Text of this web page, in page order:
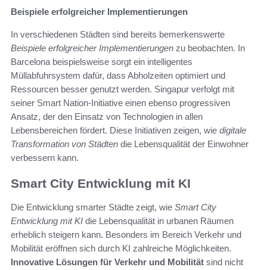
Beispiele erfolgreicher Implementierungen
In verschiedenen Städten sind bereits bemerkenswerte
Beispiele erfolgreicher Implementierungen zu beobachten. In
Barcelona beispielsweise sorgt ein intelligentes
Müllabfuhrsystem dafür, dass Abholzeiten optimiert und
Ressourcen besser genutzt werden. Singapur verfolgt mit
seiner Smart Nation-Initiative einen ebenso progressiven
Ansatz, der den Einsatz von Technologien in allen
Lebensbereichen fördert. Diese Initiativen zeigen, wie digitale
Transformation von Städten die Lebensqualität der Einwohner
verbessern kann.
Smart City Entwicklung mit KI
Die Entwicklung smarter Städte zeigt, wie Smart City
Entwicklung mit KI die Lebensqualität in urbanen Räumen
erheblich steigern kann. Besonders im Bereich Verkehr und
Mobilität eröffnen sich durch KI zahlreiche Möglichkeiten.
Innovative Lösungen für Verkehr und Mobilität sind nicht